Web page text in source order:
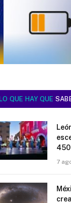
LO QUE HAY QUE
7